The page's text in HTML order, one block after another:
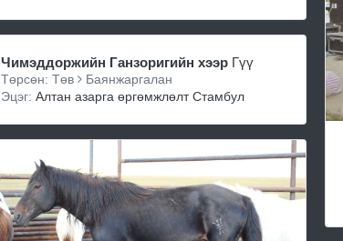
Чимэддоржийн Ганзоригийн хээрГүү
Төрсөн: Төв Баянжаргалан
Эцэг: Алтан азарга өргөмжлөлт Стамбул